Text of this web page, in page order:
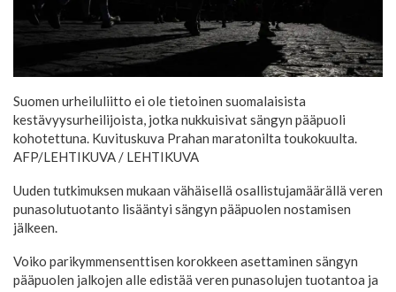
Suomen urheiluliitto ei ole tietoinen suomalaisista
kestävyysurheilijoista, jotka nukkuisivat sängyn pääpuoli
kohotettuna. Kuvituskuva Prahan maratonilta toukokuulta.
AFP/LEHTIKUVA/ LEHTIKUVA
Uuden tutkimuksen mukaan vähäisellä osallistujamäärällä veren
punasolutuotanto lisääntyi sängyn pääpuolen nostamisen
jälkeen.
Voiko parikymmensenttisen korokkeen asettaminen sängyn
pääpuolen jalkojen alle edistää veren punasolujen tuotantoa ja